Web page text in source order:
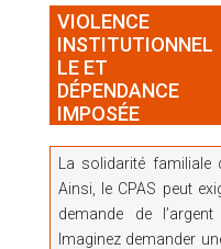
VIOLENCE
INSTITUTIONNEL
LE ET
DÉPENDANCE
IMPOSÉE
La solidarité familiale
Ainsi, le CPAS peut
demande de
Imaginez demander